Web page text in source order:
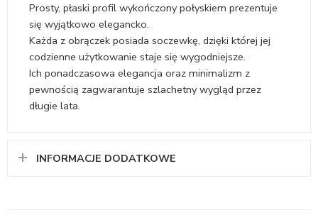
Prosty, płaski profil wykończony połyskiem prezentuje
się wyjątkowo elegancko.
Każda z obrączek posiada soczewkę, dzięki której jej
codzienne użytkowanie staje się wygodniejsze.
Ich ponadczasowa elegancja oraz minimalizm z
pewnością zagwarantuje szlachetny wygląd przez
długie lata.
INFORMACJE DODATKOWE